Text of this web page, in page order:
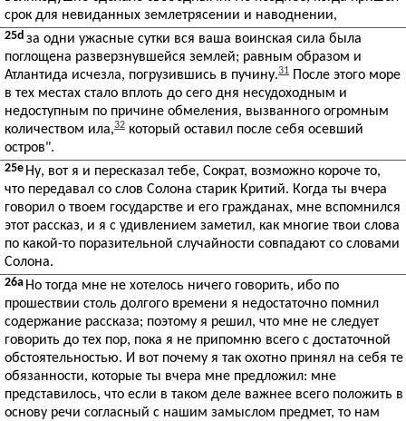
срок для невиданных землетрясении и наводнении,
25d за одни ужасные сутки вся ваша воинская сила была
поглощена разверзнувшейся землей; равным образом и
Атлантида исчезла, погрузившись в пучину.31 После этого море
в тех местах стало вплоть до сего дня несудоходным и
недоступным по причине обмеления, вызванного огромным
количеством ила,32 который оставил после себя осевший
остров".
25e Ну, вот я и пересказал тебе, Сократ, возможно короче то,
что передавал со слов Солона старик Критий. Когда ты вчера
говорил о твоем государстве и его гражданах, мне вспомнился
этот рассказ, и я с удивлением заметил, как многие твои слова
по какой-то поразительной случайности совпадают со словами
Солона.
26a Но тогда мне не хотелось ничего говорить, ибо по
прошествии столь долгого времени я недостаточно помнил
содержание рассказа; поэтому я решил, что мне не следует
говорить до тех пор, пока я не припомню всего с достаточной
обстоятельностью. И вот почему я так охотно принял на себя те
обязанности, которые ты вчера мне предложил: мне
представилось, что если в таком деле важнее всего положить в
основу речи согласный с нашим замыслом предмет, то нам